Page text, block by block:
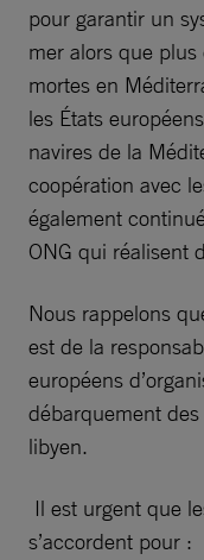
pour garantir un
mer alors que
mortes en
les États
navires de la
coopération avec
également
ONG qui réalisent
Nous rappelons
est de la
européens
débarquement
libyen.
Il est urgent que
s’accordent pour :